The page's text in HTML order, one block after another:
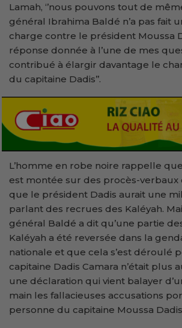
Lamah, ‘’nous pouvons tout de
général Ibrahima Baldé n’a pas fait
charge contre le président Moussa
réponse donnée à l’une de mes
contribué à élargir davantage le
du capitaine Dadis’’.
L’homme en robe noire rappelle que
est montée sur des procès-
que le président Dadis aurait une
parlant des recrues des Kaléyah.
général Baldé a dit qu’une partie
Kaléyah a été reversée dans la
nationale et que cela s’est déroulé
capitaine Dadis Camara n’était plus
une déclaration qui vient balayer
main les fallacieuses accusations
personne du capitaine Moussa Dadis